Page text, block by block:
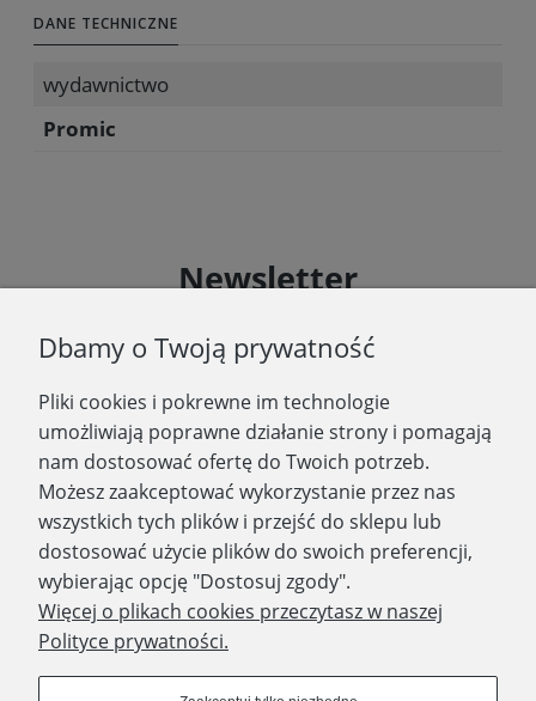
DANE TECHNICZNE
wydawnictwo
Promic
Newsletter
informacje o nowościach i promocjach.
Zapisz się
WYDAWNICTWO PROMIC
PRODUKTY
Dbamy o Twoją prywatność
Pliki cookies i pokrewne im technologie
umożliwiają poprawne działanie strony i pomagają
nam dostosować ofertę do Twoich potrzeb.
Możesz zaakceptować wykorzystanie przez nas
wszystkich tych plików i przejść do sklepu lub
dostosować użycie plików do swoich preferencji,
wybierając opcję "Dostosuj zgody".
Więcej o plikach cookies przeczytasz w naszej
Polityce prywatności.